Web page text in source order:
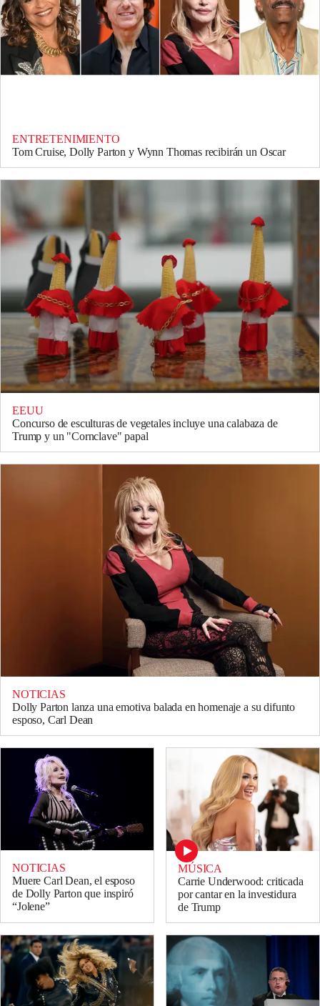
ENTRETENIMIENTO
Tom Cruise, Dolly Parton y Wynn Thomas recibirán un Oscar
EEUU
Concurso de esculturas de vegetales incluye una calabaza de
Trump y un "Cornclave" papal
NOTICIAS
Dolly Parton lanza una emotiva balada en homenaje a su difunto
esposo, Carl Dean
NOTICIAS
Muere Carl Dean, el esposo
de Dolly Parton que inspiró
“Jolene”
MÚSICA
Carrie Underwood: criticada
por cantar en la investidura
de Trump